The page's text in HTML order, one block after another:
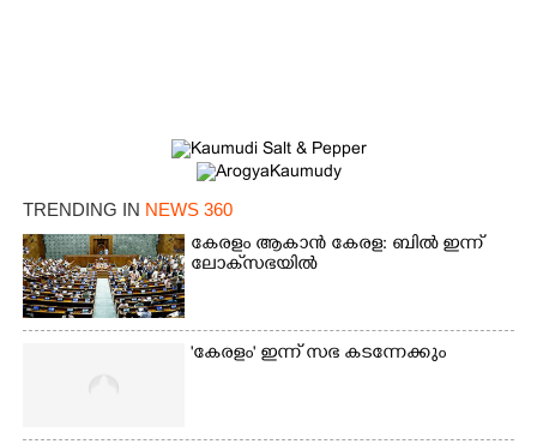
TRENDING IN NEWS 360
കേരളം ആകാൻ കേരള: ബിൽ ഇന്ന്
ലോക്‌സഭയിൽ
'കേരളം' ഇന്ന് സഭ കടന്നേക്കും